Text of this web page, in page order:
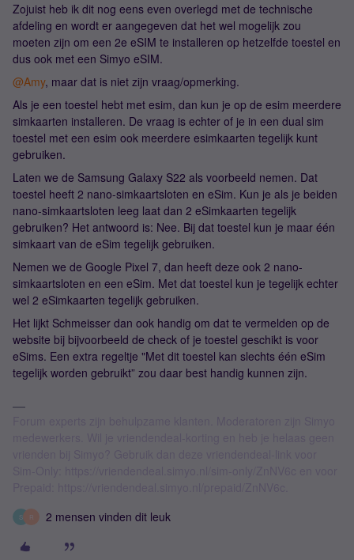
Zojuist heb ik dit nog eens even overlegd met de technische
afdeling en wordt er aangegeven dat het wel mogelijk zou
moeten zijn om een 2e eSIM te installeren op hetzelfde toestel en
dus ook met een Simyo eSIM.
@Amy, maar dat is niet zijn vraag/opmerking.
Als je een toestel hebt met esim, dan kun je op de esim meerdere
simkaarten installeren. De vraag is echter of je in een dual sim
toestel met een esim ook meerdere esimkaarten tegelijk kunt
gebruiken.
Laten we de Samsung Galaxy S22 als voorbeeld nemen. Dat
toestel heeft 2 nano-simkaartsloten en eSim. Kun je als je beiden
nano-simkaartsloten leeg laat dan 2 eSimkaarten tegelijk
gebruiken? Het antwoord is: Nee. Bij dat toestel kun je maar één
simkaart van de eSim tegelijk gebruiken.
Nemen we de Google Pixel 7, dan heeft deze ook 2 nano-
simkaartsloten en een eSim. Met dat toestel kun je tegelijk echter
wel 2 eSimkaarten tegelijk gebruiken.
Het lijkt Schmeisser dan ook handig om dat te vermelden op de
website bij bijvoorbeeld de check of je toestel geschikt is voor
eSims. Een extra regeltje "Met dit toestel kan slechts één eSim
tegelijk worden gebruikt” zou daar best handig kunnen zijn.
S R 2 mensen vinden dit leuk